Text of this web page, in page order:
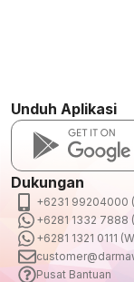
Dukungan
+6231 99204000
+6281 1332 7888
+6281 1321 0111
Pusat Bantuan
Unduh Aplikasi